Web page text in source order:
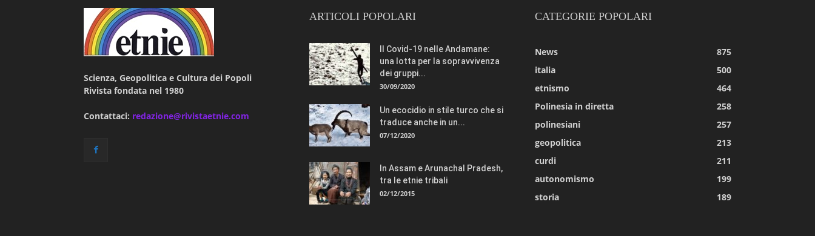
Scienza, Geopolitica e Cultura dei Popoli
Rivista fondata nel 1980
Contattaci: redazione@rivistaetnie.com
ARTICOLI POPOLARI
Il Covid-19 nelle Andamane:
una lotta per la sopravvivenza
dei gruppi...
30/09/2020
Un ecocidio in stile turco che si
traduce anche in un...
07/12/2020
In Assam e Arunachal Pradesh,
tra le etnie tribali
02/12/2015
CATEGORIE POPOLARI
News
875
italia
500
etnismo
464
Polinesia in diretta
258
polinesiani
257
geopolitica
213
curdi
211
autonomismo
199
storia
189